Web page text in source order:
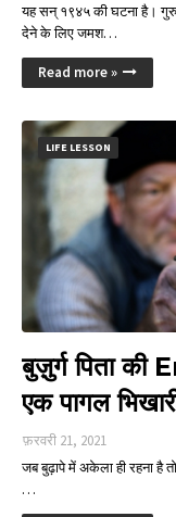
यह सन् १९४५ की घटना है।
देने के लिए जमश…
Read more »
LIFE LESSON
बुज़ुर्ग पिता
एक पागल
फ़रवरी 21, 2021
जब बुढ़ापे में अकेला ही रहना है
…